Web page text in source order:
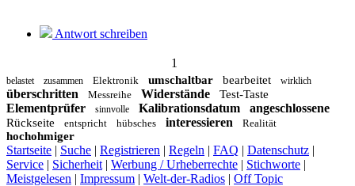
Antwort schreiben
1
belastet zusammen Elektronik umschaltbar bearbeitet wirklich
überschritten Messreihe Widerstände Test-Taste
Elementprüfer sinnvolle Kalibrationsdatum angeschlossene
Rückseite entspricht hübsches interessieren Realität
hochohmiger
Startseite | Suche | Registrieren | Regeln | FAQ | Datenschutz |
Service | Sicherheit | Werbung / Urheberrechte | Stichworte |
Meistgelesen | Impressum | Welt-der-Radios | Off Topic